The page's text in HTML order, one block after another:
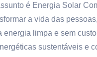
é Energia Solar
a vida das
energia limpa e sem
sustentáveis e